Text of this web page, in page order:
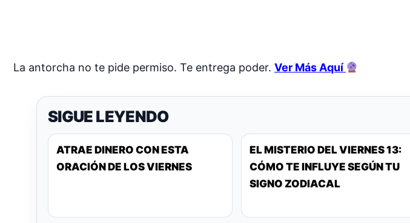
La antorcha no te pide permiso. Te entrega poder. Ver Más Aquí
SIGUE LEYENDO
ATRAE DINERO CON ESTA
ORACIÓN DE LOS VIERNES
EL MISTERIO DEL VIERNES 13:
CÓMO TE INFLUYE SEGÚN TU
SIGNO ZODIACAL